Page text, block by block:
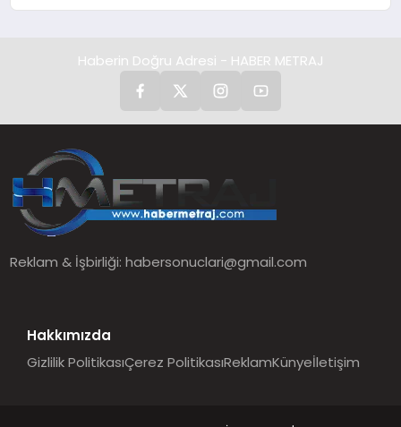
Haberin Doğru Adresi - HABER METRAJ
Reklam & İşbirliği:habersonuclari@gmail.com
Hakkımızda
Gizlilik PolitikasıÇerez PolitikasıReklamKünyeİletişim